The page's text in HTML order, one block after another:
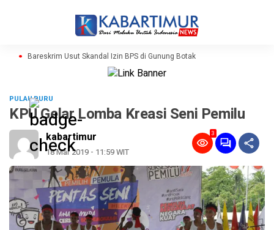
Bareskrim Usut Skandal Izin BPS di Gunung Botak
PULAU BURU
KPU Gelar Lomba Kreasi Seni Pemilu
kabartimur
18 Mar 2019 - 11:59 WIT
3